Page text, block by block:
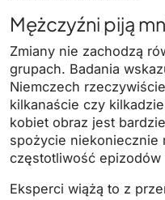
Mężczyźni piją
Zmiany nie zachodzą
grupach. Badania
Niemczech
kilkanaście czy
kobiet obraz jest
spożycie niekoniecznie
częstotliwość
Eksperci wiążą to z